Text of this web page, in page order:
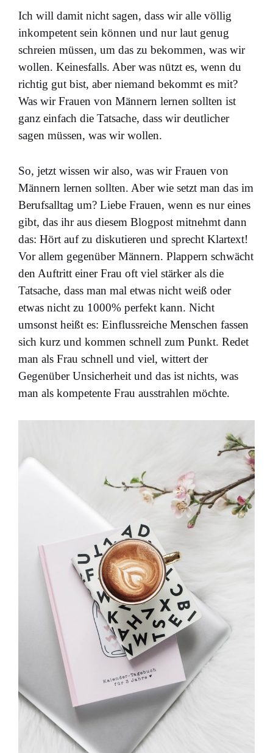
Ich will damit nicht sagen, dass wir alle völlig
inkompetent sein können und nur laut genug
schreien müssen, um das zu bekommen, was wir
wollen. Keinesfalls. Aber was nützt es, wenn du
richtig gut bist, aber niemand bekommt es mit?
Was wir Frauen von Männern lernen sollten ist
ganz einfach die Tatsache, dass wir deutlicher
sagen müssen, was wir wollen.
So, jetzt wissen wir also, was wir Frauen von
Männern lernen sollten. Aber wie setzt man das im
Berufsalltag um? Liebe Frauen, wenn es nur eines
gibt, das ihr aus diesem Blogpost mitnehmt dann
das: Hört auf zu diskutieren und sprecht Klartext!
Vor allem gegenüber Männern. Plappern schwächt
den Auftritt einer Frau oft viel stärker als die
Tatsache, dass man mal etwas nicht weiß oder
etwas nicht zu 1000% perfekt kann. Nicht
umsonst heißt es: Einflussreiche Menschen fassen
sich kurz und kommen schnell zum Punkt. Redet
man als Frau schnell und viel, wittert der
Gegenüber Unsicherheit und das ist nichts, was
man als kompetente Frau ausstrahlen möchte.